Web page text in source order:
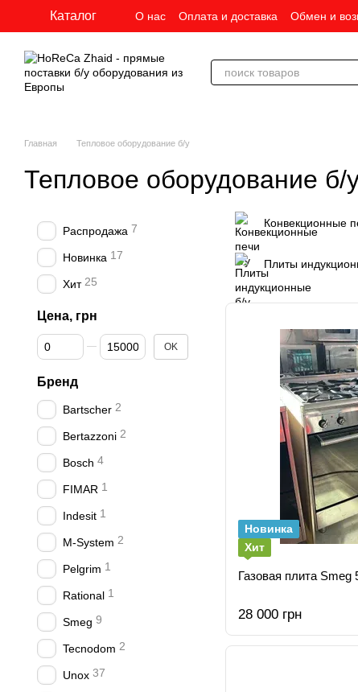
Перейти к основному контенту
Каталог О нас Оплата и доставка Обмен и
Главная Тепловое оборудование б/у
Тепловое оборудование б/
Конвекционные
Плиты
Новинка
Хит
Газовая плита Smeg
28 000 грн
Распродажа 7
Новинка 17
Хит 25
Цена, грн
От Цена, грн
До Цена, грн OK
Бренд
Bartscher 2
Bertazzoni 2
Bosch 4
FIMAR 1
Indesit 1
M-System 2
Pelgrim 1
Rational 1
Smeg 9
Tecnodom 2
Unox 37